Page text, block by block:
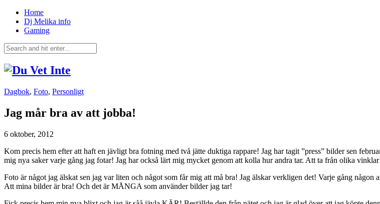
Home
Dj Melika info
Gaming
Dagbok, Foto, Personligt
Jag mår bra av att jobba!
6 oktober, 2012
Kom precis hem efter att haft en jävligt bra fotning med två jätte duktiga rappare! Jag har tagit ”press” bilder sen
mig nya saker varje gång jag fotar! Jag har också lärt mig mycket genom att kolla hur andra tar. Att ta från olika
Foto är något jag älskat sen jag var liten och något som får mig att må bra! Jag älskar verkligen det! Varje gång
Att mina bilder är bra! Och det är MÅNGA som använder bilder jag tar!